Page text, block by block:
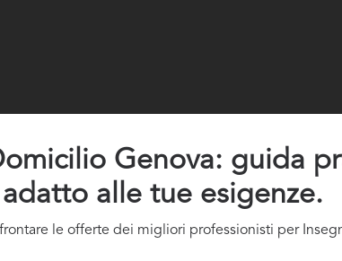
Genova: guida
alle tue esigenze.
le offerte dei migliori professionisti per